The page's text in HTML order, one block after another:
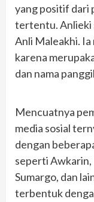
yang positif dari
tertentu. Anlieki
Anli Maleakhi. Ia
karena
dan nama
Mencuatnya
media sosial
dengan
seperti Awkarin,
Sumargo, dan
terbentuk